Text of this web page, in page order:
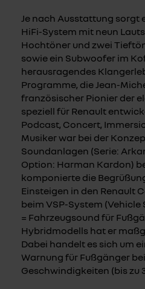
Je nach Ausstattung sorgt
HiFi-System mit neun
Hochtöner und zwei
sowie ein Subwoofer im
herausragendes
Programme, die Jean-
französischer Pionier der
speziell für Renault
Podcast, Concert,
Musiker war bei der
Soundanlagen (Serie:
Option: Harman Kardon)
komponierte die
Einsteigen in den Renault
beim VSP-System
= Fahrzeugsound für
Hybridmodells hat er
Dabei handelt es sich um
Warnung für Fußgänger
Geschwindigkeiten (bis zu